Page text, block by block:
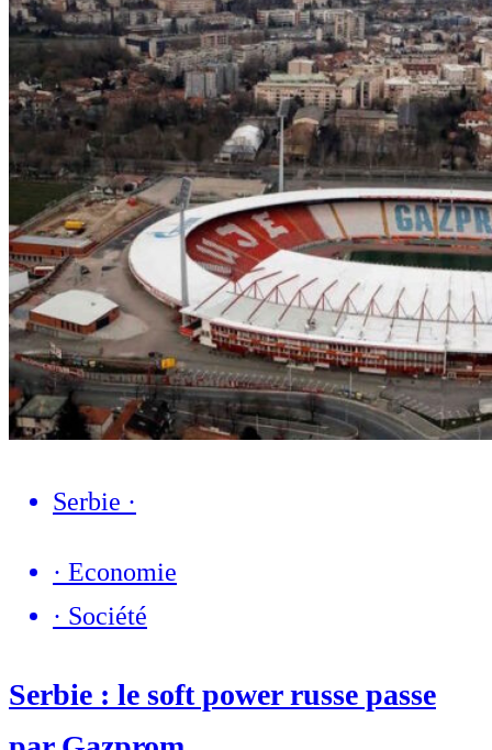
Serbie ·
· Economie
· Société
Serbie : le soft power russe passe